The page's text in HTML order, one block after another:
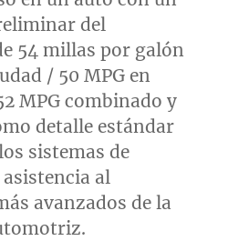
del
54 millas por galón
/ 50 MPG en
MPG combinado y
detalle estándar
sistemas de
al
avanzados de la